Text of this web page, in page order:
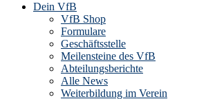
Dein VfB
VfB Shop
Formulare
Geschäftsstelle
Meilensteine des VfB
Abteilungsberichte
Alle News
Weiterbildung im Verein